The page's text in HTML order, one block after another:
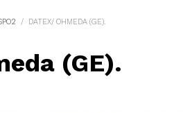
DATEX/ OHMEDA (GE).
(GE).